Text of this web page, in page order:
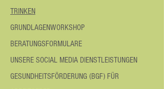
TRINKEN
GRUNDLAGENWORKSHOP
BERATUNGSFORMULARE
UNSERE SOCIAL MEDIA DIENSTLEISTUNGEN
GESUNDHEITSFÖRDERUNG (BGF) FÜR